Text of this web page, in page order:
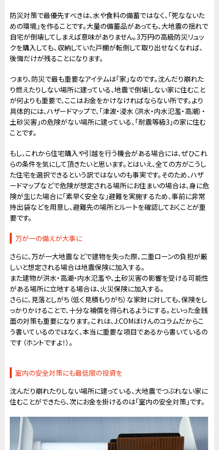
防災対策で最優先すべきは、水や食料の備蓄ではなく、「死なないた
めの環境」を作ることです。大量の備蓄品があっても、大地震の揺れで
自宅が倒壊してしまえば意味がありません。3万円の高級防災リュッ
クを購入しても、収納していた戸棚が転倒して取り出せなくなれば、
後悔だけが残ることになります。
つまり、防災で最も重要なアイテムは「家」なのです。沈んだり崩れた
り燃えたりしない場所に建っている、地震で倒壊しない家に住むこと
が何よりも重要で、ここはお金をかけなければならない所です。より
具体的には、ハザードマップで、「津波・浸水（洪水・内水氾濫・高潮）・
土砂災害」の危険がない場所に建っている、「耐震等級3」の家に住む
ことです。
もし、これから住宅購入や引越を行う機会がある場合には、ぜひこれ
らの条件を気にして頂きたいと思います。とはいえ、全ての方がこうし
た住宅を選択できるという訳ではないのも事実です。そのため、ハザ
ードマップなどで危険が想定される場所にお住まいの場合は、身に危
険が生じた場合に「素早く安全な」避難を実施するため、事前に非常
持出袋などを用意し、避難先の場所とルートを確認しておくことが重
要です。
万が一の備えが大事に
さらに、万が一大地震などで建物を失った際、二重ローンの負担が厳
しいと想定される場合は地震保険に加入する。
また建物が洪水・高潮・内水氾濫や、土砂災害の影響を受ける可能性
がある場所に立地する場合は、火災保険に加入する。
さらに、見落としがち（低く見積もりがち）な家財に対しても、保険をし
っかりかけることで、十分な補償を得られるようにする。といった金銭
面の対策も重要になります。これは、J:COMほけんのコラムだからこ
う書いているのではなく、本当に重要な項目であるから書いているの
です（ホントですよ！）。
室内の安全対策にも最低限の投資を
沈んだり崩れたりしない場所に建っている、大地震でつぶれない家に
住むことができたら、次にお金を掛けるのは「室内の安全対策」です。